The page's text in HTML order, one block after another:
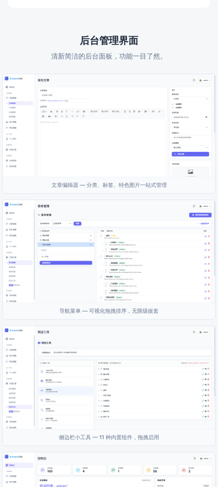
后台管理界面
清新简洁的后台面板，功能一目了然。
文章编辑器 — 分类、标签、特色图片一站式管理
导航菜单 — 可视化拖拽排序，无限级嵌套
侧边栏小工具 — 11 种内置组件，拖拽启用